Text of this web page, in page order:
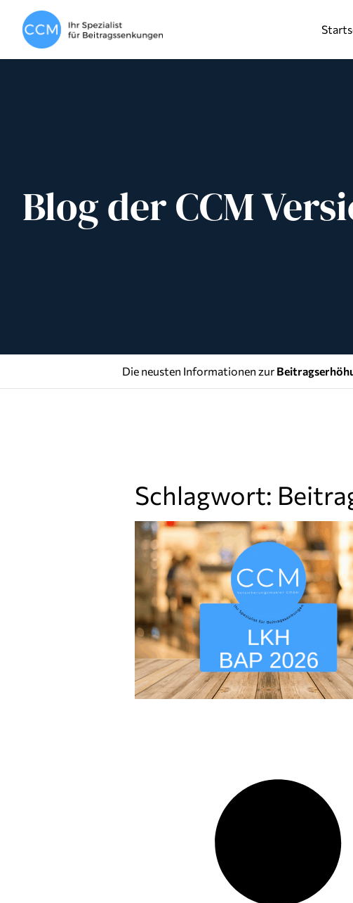
Blog der CCM
Die neusten Informationen zur
Schlagwort: